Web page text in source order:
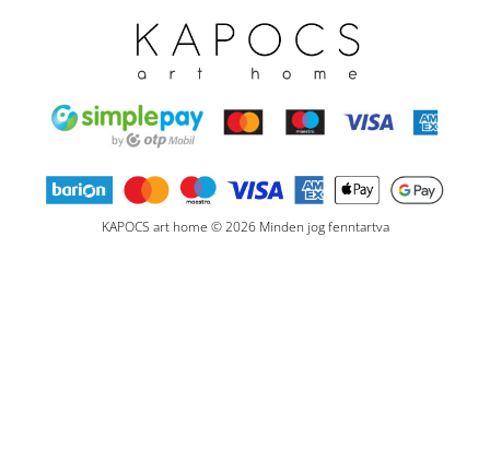
KAPOCS art home © 2026 Minden jog fenntartva